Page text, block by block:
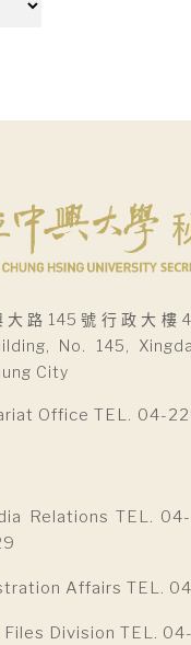
路145號行政大樓
No. 145,
City
Office TEL. 04-
Relations TEL.
Affairs TEL.
Division TEL.